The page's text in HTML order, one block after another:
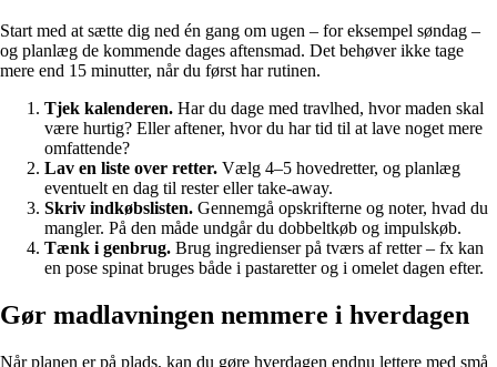
Start med at sætte dig ned én gang om ugen – for eksempel søndag –
og planlæg de kommende dages aftensmad. Det behøver ikke tage
mere end 15 minutter, når du først har rutinen.
Tjek kalenderen. Har du dage med travlhed, hvor maden skal
være hurtig? Eller aftener, hvor du har tid til at lave noget mere
omfattende?
Lav en liste over retter. Vælg 4–5 hovedretter, og planlæg
eventuelt en dag til rester eller take-away.
Skriv indkøbslisten. Gennemgå opskrifterne og noter, hvad du
mangler. På den måde undgår du dobbeltkøb og impulskøb.
Tænk i genbrug. Brug ingredienser på tværs af retter – fx kan
en pose spinat bruges både i pastaretter og i omelet dagen efter.
Gør madlavningen nemmere i hverdagen
Når planen er på plads, kan du gøre hverdagen endnu lettere med små